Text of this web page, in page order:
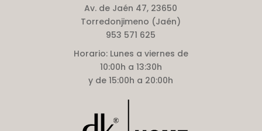
Av. de Jaén 47, 23650
Torredonjimeno (Jaén)
953 571 625
Horario:Lunes a viernes de
10:00h a 13:30h
y de 15:00h a 20:00h